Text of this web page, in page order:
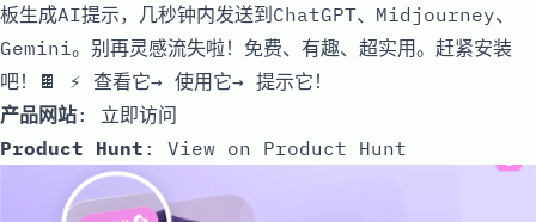
板生成AI提示，几秒钟内发送到ChatGPT、Midjourney、
Gemini。别再灵感流失啦！免费、有趣、超实用。赶紧安装
吧！🍫 ⚡ 查看它→ 使用它→ 提示它！
产品网站: 立即访问
Product Hunt : View on Product Hunt